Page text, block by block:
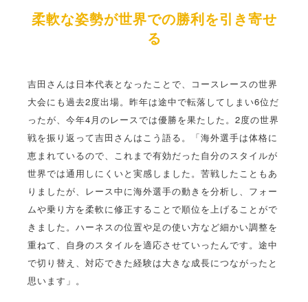
柔軟な姿勢が世界での勝利を引き寄せ
る
吉田さんは日本代表となったことで、コースレースの世界
大会にも過去2度出場。昨年は途中で転落してしまい6位だ
ったが、今年4月のレースでは優勝を果たした。2度の世界
戦を振り返って吉田さんはこう語る。「海外選手は体格に
恵まれているので、これまで有効だった自分のスタイルが
世界では通用しにくいと実感しました。苦戦したこともあ
りましたが、レース中に海外選手の動きを分析し、フォー
ムや乗り方を柔軟に修正することで順位を上げることがで
きました。ハーネスの位置や足の使い方など細かい調整を
重ねて、自身のスタイルを適応させていったんです。途中
で切り替え、対応できた経験は大きな成長につながったと
思います」。